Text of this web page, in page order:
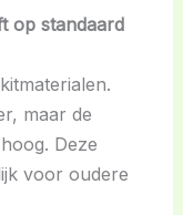
op standaard
maar de
Deze
voor oudere